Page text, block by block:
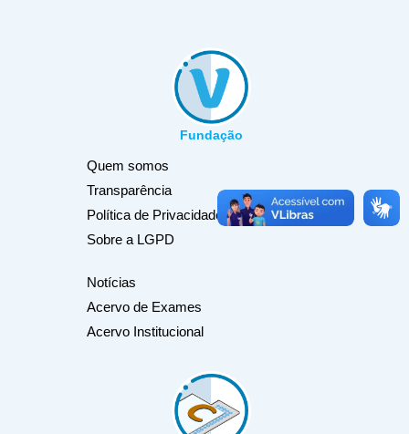
Fundação
Quem somos
Transparência
Política de Privacidade
Sobre a LGPD
Notícias
Acervo de Exames
Acervo Institucional